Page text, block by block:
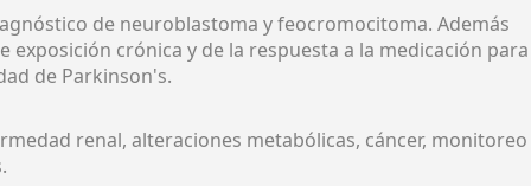
de neuroblastoma y feocromocitoma. Además
exposición crónica y de la respuesta a la medicación para
de Parkinson's.
renal, alteraciones metabólicas, cáncer, monitoreo